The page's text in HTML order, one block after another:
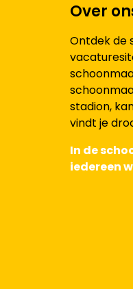
Over
Ontdek de
stadion,
vindt je
In de
iedereen